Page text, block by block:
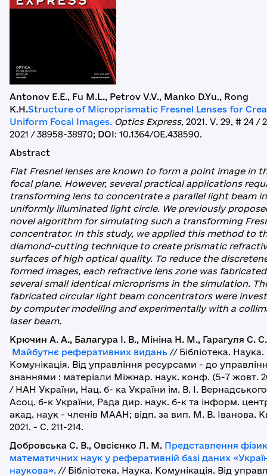
Antonov E.E., Fu M.L., Petrov V.V., Manko D.Yu., Rong
K.H.Structure of Microprismatic Fresnel Lenses for
Uniform Focal Images. Optics Express, 2021. V. 29, # 24 /
2021 / 38958-38970; DOI: 10.1364/OE.438590.
Abstract
Flat Fresnel lenses are known to form a point image in
focal plane. However, several practical applications
transforming lens to concentrate a parallel light beam
uniformly illuminated light circle. We previously
novel algorithm for simulating such a transforming
concentrator. In this study, we applied this method to
diamond-cutting technique to create prismatic
surfaces of high optical quality. To reduce the
formed images, each refractive lens zone was
several small identical microprisms in the simulation.
fabricated circular light beam concentrators were
by computer modelling and experimentally with a
laser beam.
Крючин А. А., Балагура І. В., Мініна Н. М., Гарагуля С. С.
Майбутнє реферативних видань // Бібліотека. Наука.
Комунікація. Від управління ресурсами - до
знаннями : матеріали Міжнар. наук. конф. (5-7 жовт.
/ НАН України, Нац. б- ка України ім. В. І.
Асоц. б-к України, Рада дир. наук. б-к та інформ.
акад. наук - членів МААН; відп. за вип. М. В. Іванова.
2021. - С. 211-214.
Добровська С. В., Овсієнко Л. М. Представлення
математичних наук у реферативній базі даних
наукова». // Бібліотека. Наука. Комунікація. Від